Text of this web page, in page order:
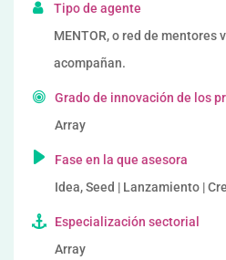
Tipo de agente
MENTOR, o red de mentores
acompañan.
Grado de innovación de los
Array
Fase en la que asesora
Idea, Seed | Lanzamiento |
Especialización sectorial
Array